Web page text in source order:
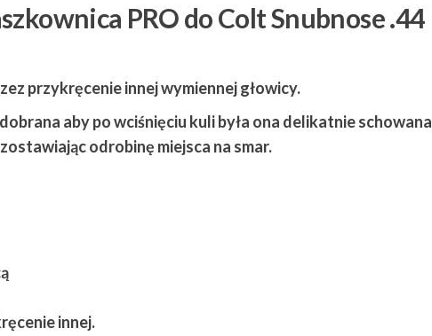
Snubnose
PRO do Colt Snubnose .44
przykręcenie innej wymiennej głowicy.
aby po wciśnięciu kuli była ona delikatnie schowana
odrobinę miejsca na smar.
innej.